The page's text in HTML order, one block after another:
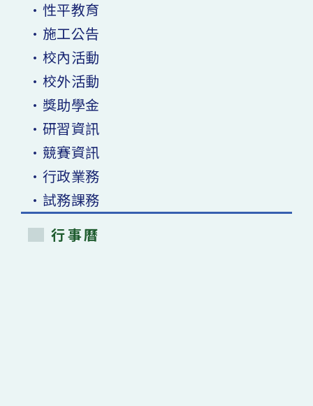
•性平教育
•施工公告
•校內活動
•校外活動
•獎助學金
•研習資訊
•競賽資訊
•行政業務
•試務課務
行事曆